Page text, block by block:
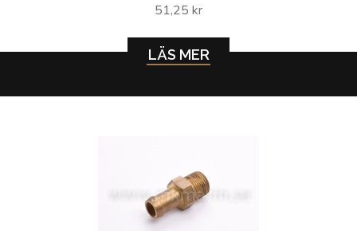
51,25 kr
LÄS MER